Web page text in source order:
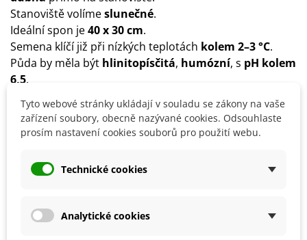
Stanoviště volímeslunečné.
Ideální spon je40 x 30 cm.
Semena klíčí již při nízkých teplotách kolem 2–3 °C.
Půda by měla být hlinitopísčitá, humózní, s pH kolem
6,5.
vegetace pouzetekutým organickým hnojivem .
Tuřín vyžadujepravidelnou zálivku , ale pozor na
Tuříny se sklízejí od září do listopadu a uchovávají se ve
sklepě zasypané pískem nebo pilinami.
Tyto webové stránky ukládají v souladu se zákony na vaše
zařízení soubory, obecně nazývané cookies. Odsouhlaste
prosím nastavení cookies souborů pro použití webu.
Technické cookies
Analytické cookies